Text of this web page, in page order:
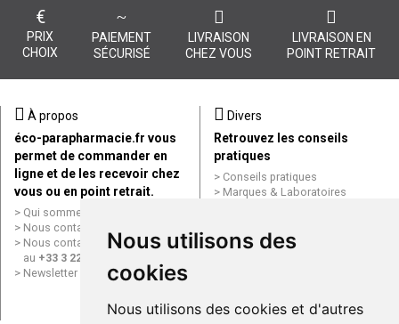
Nous utilisons des
cookies
Nous utilisons des cookies et d'autres
€
PRIX
CHOIX
PAIEMENT
SÉCURISÉ
LIVRAISON
CHEZ VOUS
LIVRAISON EN
POINT RETRAIT
À propos
éco-parapharmacie.fr vous
permet de commander en
ligne et de les recevoir chez
vous ou en point retrait.
Qui sommes nous ?
Nous contacter par e-mail
Nous contacter par téléphone
au +33 3 22 71 64 10
Newsletter
Divers
Retrouvez les conseils
pratiques
Conseils pratiques
Marques & Laboratoires
Mentions légales
Données personnelles
ligne